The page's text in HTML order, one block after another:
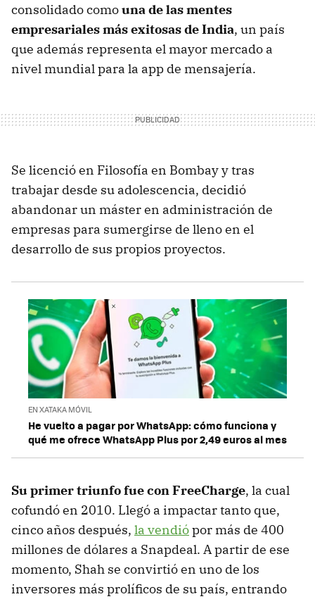
consolidado comouna de las mentes
empresariales más exitosas de India, un país
que además representa el mayor mercado a
nivel mundial para la app de mensajería.
Se licenció en Filosofía en Bombay y tras
trabajar desde su adolescencia, decidió
abandonar un máster en administración de
empresas para sumergirse de lleno en el
desarrollo de sus propios proyectos.
EN XATAKA MÓVIL
He vuelto a pagar por WhatsApp: cómo funciona y
qué me ofrece WhatsApp Plus por 2,49 euros al mes
Su primer triunfo fue con FreeCharge, la cual
cofundó en 2010. Llegó a impactar tanto que,
cinco años después, la vendiópor más de 400
millones de dólares a Snapdeal. A partir de ese
momento, Shah se convirtió en uno de los
inversores más prolíficos de su país, entrando